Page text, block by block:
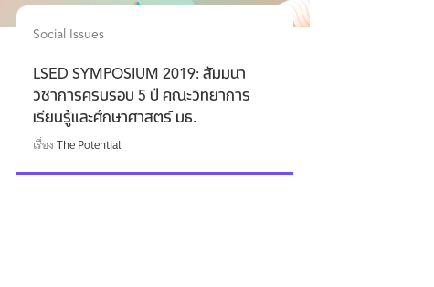
Social Issues
LSED SYMPOSIUM 2019: สัมมนา
วิชาการครบรอบ 5 ปี คณะวิทยาการ
เรียนรู้และศึกษาศาสตร์ มธ.
เรื่องThe Potential